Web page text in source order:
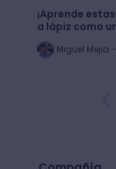
¡Aprende
a lápiz como
Miguel Mejia -